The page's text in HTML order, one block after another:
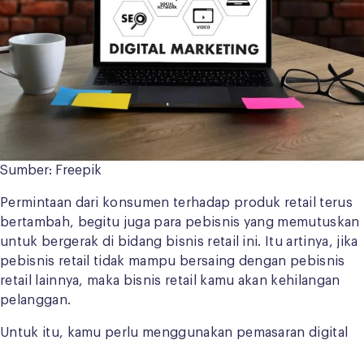
Sumber: Freepik
Permintaan dari konsumen terhadap produk retail terus
bertambah, begitu juga para pebisnis yang memutuskan
untuk bergerak di bidang bisnis retail ini. Itu artinya, jika
pebisnis retail tidak mampu bersaing dengan pebisnis
retail lainnya, maka bisnis retail kamu akan kehilangan
pelanggan.
Untuk itu, kamu perlu menggunakan pemasaran digital